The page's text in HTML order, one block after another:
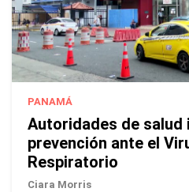
PANAMÁ
Autoridades de
prevención ante el
Respiratorio
Ciara Morris